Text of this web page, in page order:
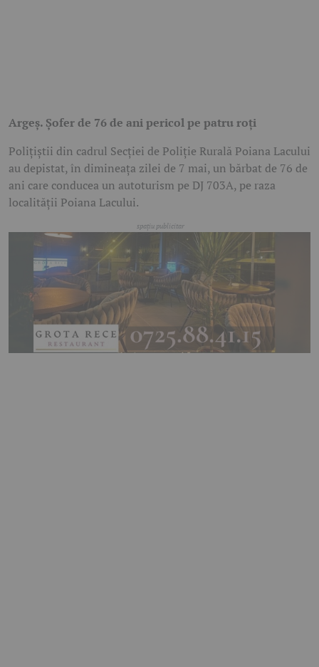
Argeș. Șofer de 76 de ani pericol pe patru roți
Polițiștii din cadrul Secției de Poliție Rurală Poiana Lacului
au depistat, în dimineața zilei de 7 mai, un bărbat de 76 de
ani care conducea un autoturism pe DJ 703A, pe raza
localității Poiana Lacului.